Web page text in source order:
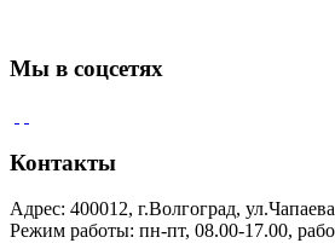
Мы в соцсетях
Контакты
Адрес: 400012, г.Волгоград,
Режим работы: пн-пт, 08.00-17.00,